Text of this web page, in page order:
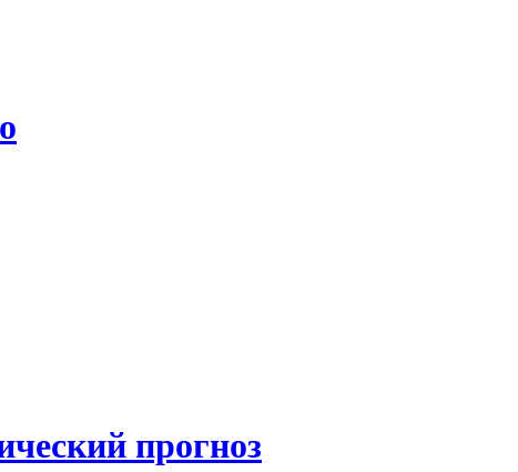
прогноз